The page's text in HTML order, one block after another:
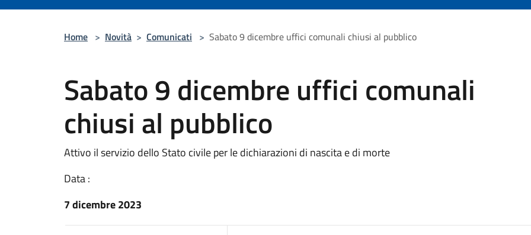
Home > Novità > Comunicati > Sabato 9 dicembre uffici comunali chiusi al pubblico
Sabato 9 dicembre uffici comunali
chiusi al pubblico
Attivo il servizio dello Stato civile per le dichiarazioni di nascita e di morte
Data :
7 dicembre 2023